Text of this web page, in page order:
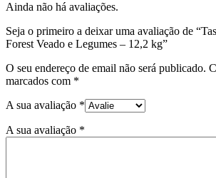
Ainda não há avaliações.
Seja o primeiro a deixar uma avaliação de
Forest Veado e Legumes – 12,2 kg”
O seu endereço de email não será publicado.
marcados com *
A sua avaliação *
A sua avaliação *